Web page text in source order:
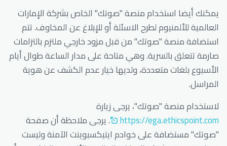
يمكنك أيضا استخدام منصة "صوتك" الخاص بشركة الإمارات
العالمية للألمنيوم لطرح الاسئلة أو للإبلاغ عن المخاوف. تتم
استضافة منصة "صوتك" من قبل مزود خارجي ملتزم بالتزامات
صارمة تتعلق بالسرية. وهي متاحة على مدار الساعة طوال أيام
الأسبوع بلغات متعددة، ولديها خيار عدم الكشف عن هوية
المراسل.
لاستخدام منصة "صوتك"، يرجى زيارة
https://ega.ethicspoint.com
. يرجى ملاحظة أن صفحة
"صوتك" مستضافة على خوادم ايتيكسبوينت الآمنة وليست